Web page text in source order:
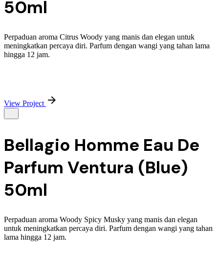
50ml
Perpaduan aroma Citrus Woody yang manis dan elegan untuk
meningkatkan percaya diri. Parfum dengan wangi yang tahan lama
hingga 12 jam.
View Project
Bellagio Homme Eau De
Parfum Ventura (Blue)
50ml
Perpaduan aroma Woody Spicy Musky yang manis dan elegan
untuk meningkatkan percaya diri. Parfum dengan wangi yang tahan
lama hingga 12 jam.